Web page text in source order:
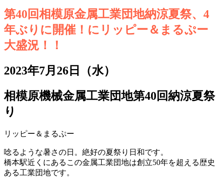
第40回相模原金属工業団地納涼夏祭、4
年ぶりに開催！にリッピー＆まるぷー
大盛況！！
2023年7月26日（水）
相模原機械金属工業団地第40回納涼夏祭
り
リッピー＆まるぷー
唸るような暑さの日。絶好の夏祭り日和です。
橋本駅近くにあるこの金属工業団地は創立50年を超える歴史
ある工業団地です。